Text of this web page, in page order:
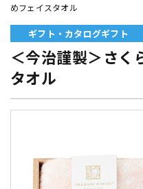
めフェイスタオル
ギフト・カタログギフト
＜今治謹製＞さく
タオル